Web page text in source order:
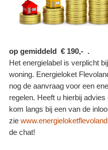
op gemiddeld € 190,- .
Het energielabel is verplicht
woning. Energieloket
nog de aanvraag voor een
regelen. Heeft u hierbij
kom langs bij een van de
zie
de chat!